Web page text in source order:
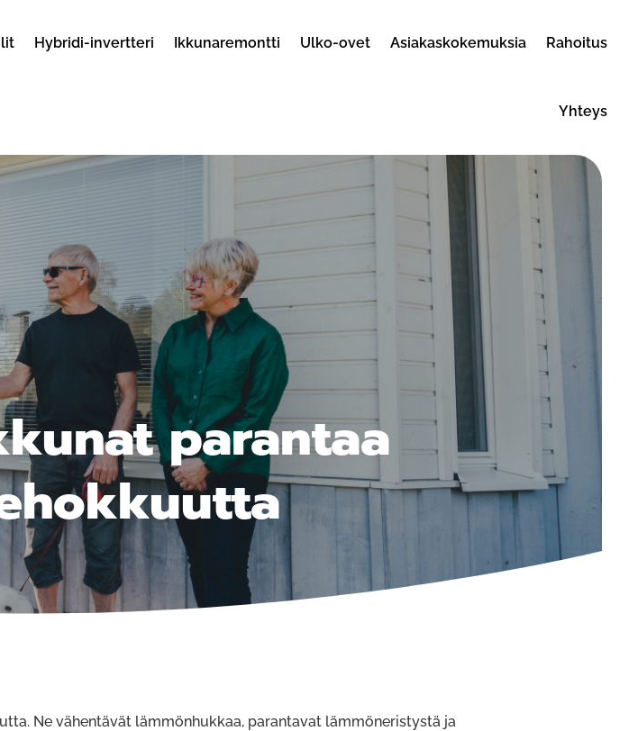
Hybridi-invertteri Ikkunaremontti Ulko-ovet Asiakaskokemuksia Rahoitus
Yhteys
parantaa
Ne vähentävät lämmönhukkaa, parantavat lämmöneristystä ja